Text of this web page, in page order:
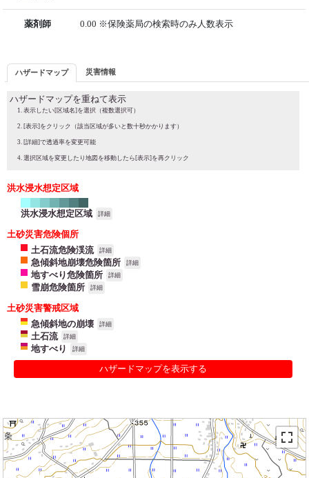
薬剤師 0.00 ※保険薬局の検索時のみ人数表示
ハザードマップ 災害情報
ハザードマップを重ねて表示
表示したい[区域名]を選択（複数選択可）
[表示]をクリック（該当区域が多いと数十秒かかります）
[詳細]で透過率を変更可能
選択区域を変更したり地図を移動したら[表示]を再クリック
洪水浸水想定区域
洪水浸水想定区域 詳細
土砂災害危険個所
土石流危険渓流
詳細
急傾斜地崩壊危険箇所 詳細
地すべり危険箇所 詳細
雪崩危険箇所 詳細
土砂災害警戒区域
急傾斜地の崩壊
詳細
土石流 詳細
地すべり 詳細
ハザードマップを表示する